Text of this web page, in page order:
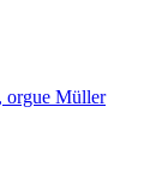
orgue Müller